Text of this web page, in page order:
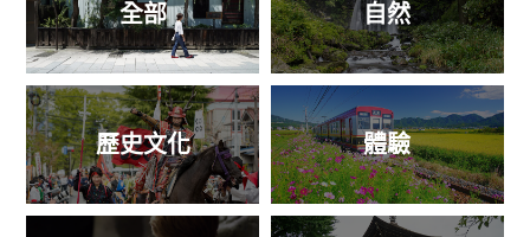
全部 自然
歷史文化 體驗